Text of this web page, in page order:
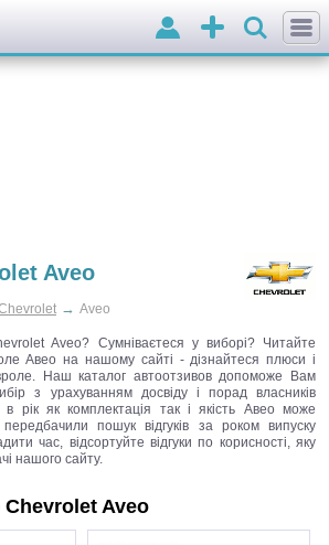
Додати
оголошення
Вхід
Aveo
→ Aveo
Aveo? Сумніваєтеся у виборі? Читайте
Авео на нашому сайті - дізнайтеся плюси і
Наш каталог автоотзивов допоможе Вам
з урахуванням досвіду і порад власників
рік як комплектація так і якість Авео може
пошук відгуків за роком випуску
час, відсортуйте відгуки по корисності, яку
нашого сайту.
Chevrolet Aveo